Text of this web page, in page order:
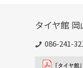
タイヤ館
086-241-